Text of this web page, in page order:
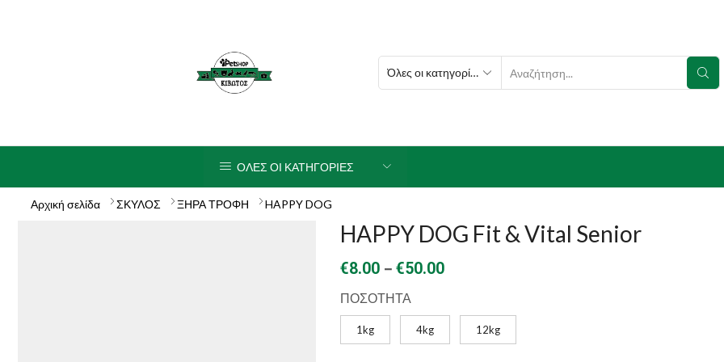
SEARCH
ΟΛΕΣ ΟΙ ΚΑΤΗΓΟΡΙΕΣ
Αρχική σελίδα ΣΚΥΛΟΣ ΞΗΡΑ ΤΡΟΦΗ HAPPY DOG
HAPPY DOG Fit & Vital Senior
€8.00 – €50.00Price
€8.00
through
ΠΟΣΟΤΗΤΑ
1kg 4kg 12kg